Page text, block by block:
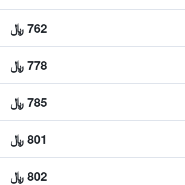
762 ﷼
778 ﷼
785 ﷼
801 ﷼
802 ﷼